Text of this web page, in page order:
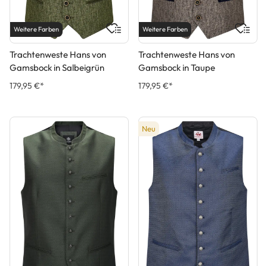
Weitere Farben
Trachtenweste Hans von
Gamsbock in Salbeigrün
179,95 €*
Weitere Farben
Trachtenweste Hans von
Gamsbock in Taupe
179,95 €*
Neu